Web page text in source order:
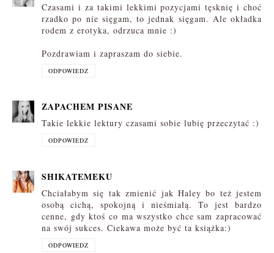
Czasami i za takimi lekkimi pozycjami tęsknię i choć
rzadko po nie sięgam, to jednak sięgam. Ale okładka
rodem z erotyka, odrzuca mnie :)
Pozdrawiam i zapraszam do siebie.
ODPOWIEDZ
ZAPACHEM PISANE
Takie lekkie lektury czasami sobie lubię przeczytać :)
ODPOWIEDZ
SHIKATEMEKU
Chciałabym się tak zmienić jak Haley bo też jestem
osobą cichą, spokojną i nieśmiałą. To jest bardzo
cenne, gdy ktoś co ma wszystko chce sam zapracować
na swój sukces. Ciekawa może być ta książka:)
ODPOWIEDZ